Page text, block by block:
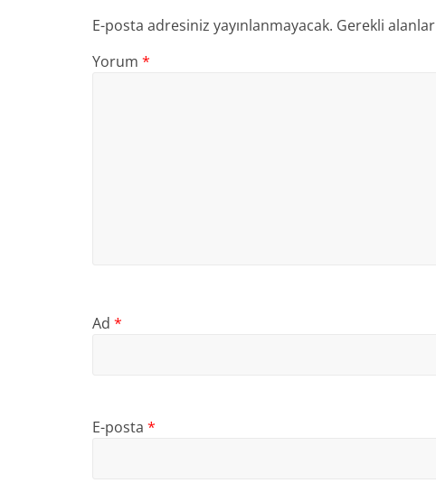
E-posta adresiniz yayınlanmayacak. Gerekli alanlar
Yorum *
Ad *
E-posta *